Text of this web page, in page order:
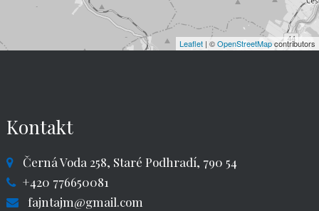
Leaflet | ©OpenStreetMapcontributors
Kontakt
Černá Voda 258, Staré Podhradí, 790 54
+420 776650081
fajntajm@gmail.com